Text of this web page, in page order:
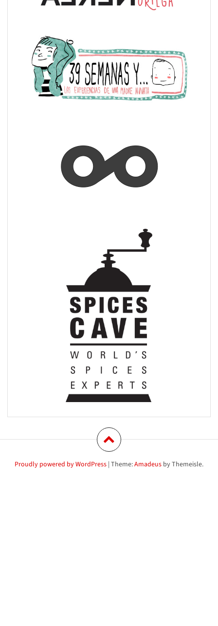
Proudly powered by WordPress | Theme:Amadeus by Themeisle.